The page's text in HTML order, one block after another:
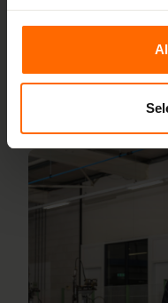
inmeten of maatwerk?
Lees meer over